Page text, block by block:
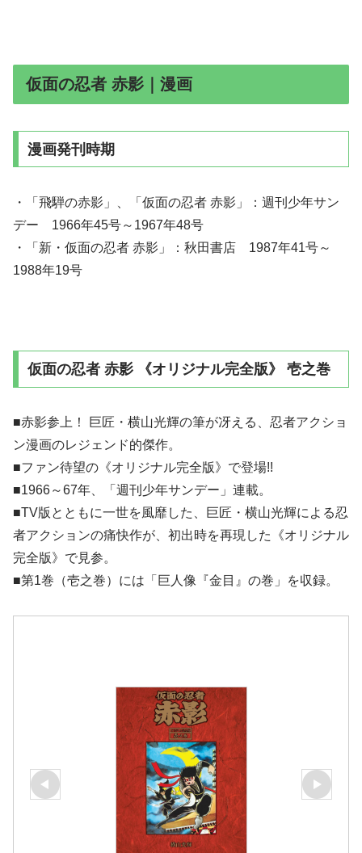
仮面の忍者 赤影｜漫画
漫画発刊時期
・「飛騨の赤影」、「仮面の忍者 赤影」：週刊少年サン
デー 1966年45号～1967年48号
・「新・仮面の忍者 赤影」：秋田書店 1987年41号～
1988年19号
仮面の忍者 赤影 《オリジナル完全版》 壱之巻
■赤影参上！ 巨匠・横山光輝の筆が冴える、忍者アクショ
ン漫画のレジェンド的傑作。
■ファン待望の《オリジナル完全版》で登場!!
■1966～67年、「週刊少年サンデー」連載。
■TV版とともに一世を風靡した、巨匠・横山光輝による忍
者アクションの痛快作が、初出時を再現した《オリジナル
完全版》で見参。
■第1巻（壱之巻）には「巨人像『金目』の巻」を収録。